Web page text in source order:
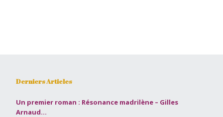
Derniers Articles
Un premier roman : Résonance madrilène – Gilles
Arnaud…